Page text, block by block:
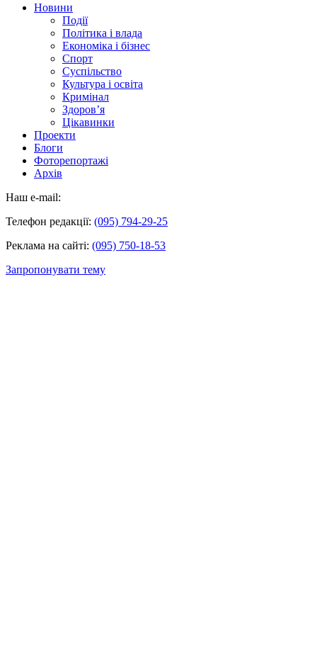
Новини
Події
Політика і влада
Економіка і бізнес
Спорт
Суспільство
Культура і освіта
Кримінал
Здоров’я
Цікавинки
Проекти
Блоги
Фоторепортажі
Архів
Наш e-mail:
Телефон редакції: (095) 794-29-25
Реклама на сайті: (095) 750-18-53
Запропонувати тему